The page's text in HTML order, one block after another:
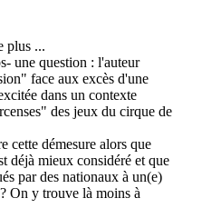
plus ...
une question : l'auteur
face aux excès d'une
dans un contexte
des jeux du cirque de
cette démesure alors que
déjà mieux considéré et que
par des nationaux à un(e)
On y trouve là moins à